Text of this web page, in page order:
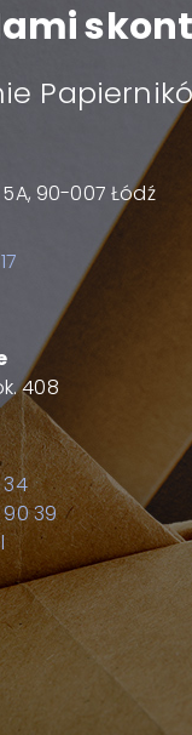
90-007 Łódź
408
39